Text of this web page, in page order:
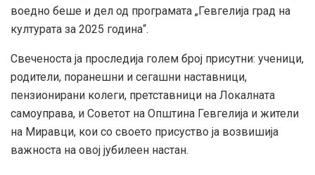
воедно беше и дел од програмата „Гевгелија град на
културата за 2025 година“.
Свеченоста ја проследија голем број присутни: ученици,
родители, поранешни и сегашни наставници,
пензионирани колеги, претставници на Локалната
самоуправа, и Советот на Општина Гевгелија и жители
на Миравци, кои со своето присуство ја возвишија
важноста на овој јубилеен настан.